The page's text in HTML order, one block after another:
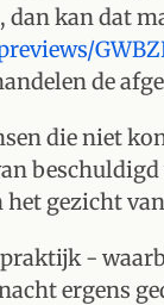
dan kan dat
de
die niet
gezicht
-
ergens